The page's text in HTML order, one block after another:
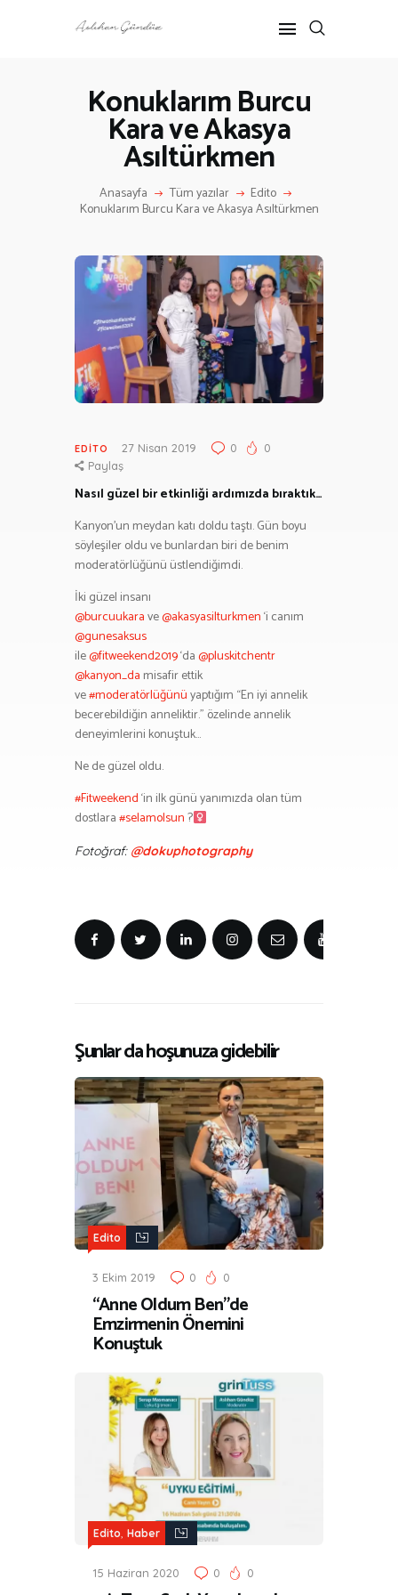
Konuklarım Burcu
Kara ve Akasya
Asıltürkmen
Anasayfa Tüm yazılar Edito
Konuklarım Burcu Kara ve Akasya Asıltürkmen
ANASAYFA
RÖPORTAJ
ANNE-ÇOCUK
KÜLTÜR SANAT
İLETIŞIM
EDITO 27 Nisan 2019 0
0
Paylaş
Nasıl güzel bir etkinliği ardımızda bıraktık…
Kanyon’un meydan katı doldu taştı. Gün boyu
söyleşiler oldu ve bunlardan biri de benim
moderatörlüğünü üstlendiğimdi.
İki güzel insanı
@burcuukarave@akasyasilturkmen‘i canım
@gunesaksus
ile@fitweekend2019‘da@pluskitchentr
@kanyon_da misafir ettik
ve#moderatörlüğünüyaptığım “En iyi annelik
becerebildiğin anneliktir.” özelinde annelik
deneyimlerini konuştuk…
Ne de güzel oldu.
#Fitweekend‘in ilk günü yanımızda olan tüm
dostlara#selamolsun?‍
Fotoğraf: @dokuphotography
Şunlar da hoşunuza gidebilir
Edito
3 Ekim 2019 0 0
“Anne Oldum Ben”de
Emzirmenin Önemini
Konuştuk
Edito, Haber
15 Haziran 2020 0 0